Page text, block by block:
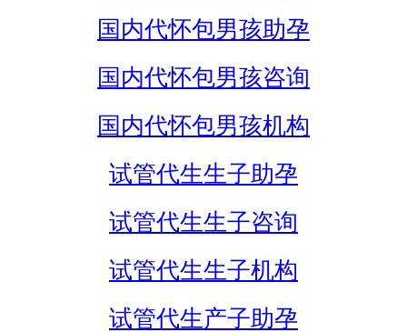
国内代怀包男孩助孕
国内代怀包男孩咨询
国内代怀包男孩机构
试管代生生子助孕
试管代生生子咨询
试管代生生子机构
试管代生产子助孕